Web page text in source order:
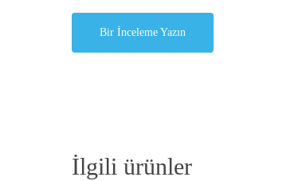
Bir İnceleme Yazın
İlgili ürünler